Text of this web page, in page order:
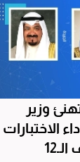
وزير
الاختبارات